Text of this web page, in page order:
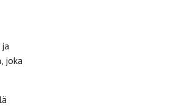
joka